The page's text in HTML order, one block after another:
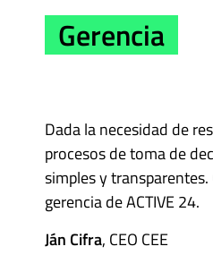
Gerencia
Dada la necesidad de
procesos de toma de
simples y transparentes.
gerencia de ACTIVE 24.
Ján Cifra, CEO CEE